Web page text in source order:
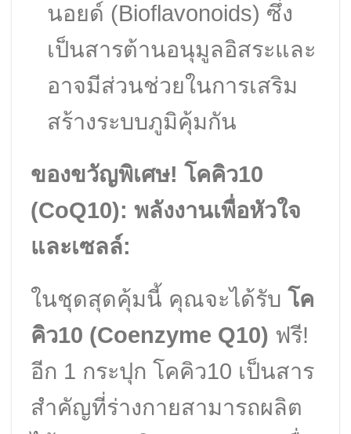
นอยด์ (Bioflavonoids) ซึ่ง
เป็นสารต้านอนุมูลอิสระและ
อาจมีส่วนช่วยในการเสริม
สร้างระบบภูมิคุ้มกัน
ของขวัญพิเศษ! โคคิว10
(CoQ10): พลังงานเพื่อหัวใจ
และเซลล์:
ในชุดสุดคุ้มนี้ คุณจะได้รับ โค
คิว10 (Coenzyme Q10) ฟรี!
อีก 1 กระปุก โคคิว10 เป็นสาร
สำคัญที่ร่างกายสามารถผลิต